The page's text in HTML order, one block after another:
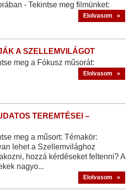
- Tekintse meg filmünket:
Elolvasom »
A SZELLEMVILÁGOT
meg a Fókusz műsorát:
Elolvasom »
TEREMTÉSEI –
meg a műsort: Témakör:
lehet a Szellemvilághoz
hozzá kérdéseket feltenni? A
nagyo...
Elolvasom »